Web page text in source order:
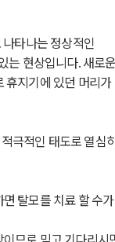
타나는 정상적인
는 현상입니다. 새로
휴지기에 있던 머리가
극적인 태도로 열심
탈모를 치료 할 수가